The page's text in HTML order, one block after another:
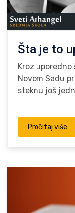
Šta je to
Kroz uporedno
Novom Sadu
steknu još
Pročitaj više